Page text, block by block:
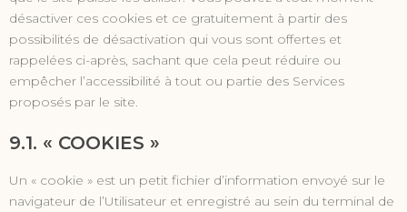
désactiver ces cookies et ce gratuitement à partir des
possibilités de désactivation qui vous sont offertes et
rappelées ci-après, sachant que cela peut réduire ou
empêcher l’accessibilité à tout ou partie des Services
proposés par le site.
9.1. « COOKIES »
Un « cookie » est un petit fichier d’information envoyé sur le
navigateur de l’Utilisateur et enregistré au sein du terminal de